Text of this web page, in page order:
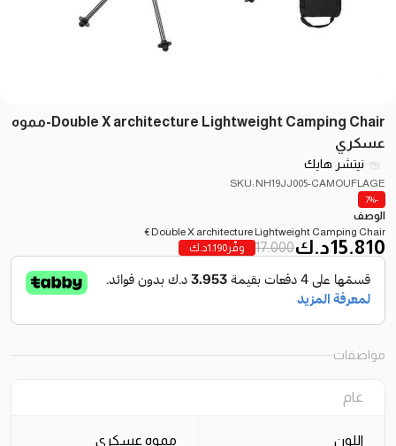
Double X architecture Lightweight Camping Chair-مموه
عسكري
نيتشر هايك
SKU: NH19JJ005-CAMOUFLAGE
-7%
الوصف
Double X architecture Lightweight Camping Chair€
وفّر 1.190د.ك 17.000 15.810د.ك
مواصفات
عام
اللون مموه عسكري